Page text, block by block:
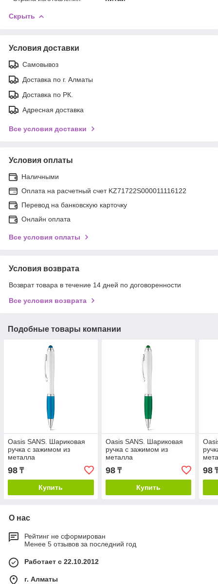
Скрыть
Условия доставки
Самовывоз
Доставка по г. Алматы
Доставка по РК.
Адресная доставка
Все условия доставки
Условия оплаты
Наличными
Оплата на расчетный счет KZ71722S000011116122
Перевод на банковскую карточку
Онлайн оплата
Все условия оплаты
Условия возврата
Возврат товара в течение 14 дней по договоренности
Все условия возврата
Подобные товары компании
Oasis SANS. Шариковая
ручка с зажимом из
металла
98 ₸
Купить
Oasis SANS. Шариковая
ручка с зажимом из
металла
98₸
Купить
98
О нас
Рейтинг не сформирован
Менее 5 отзывов за последний год
Работает с 22.10.2012
г. Алматы